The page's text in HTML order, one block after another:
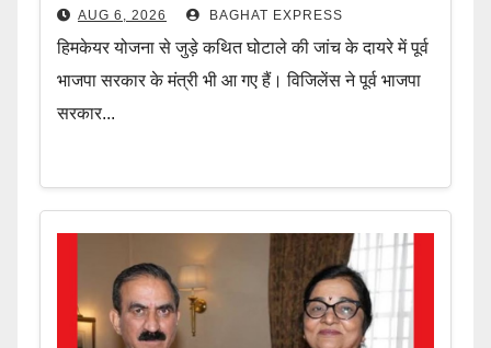
AUG 6, 2026 BAGHAT EXPRESS
हिमकेयर योजना से जुड़े कथित घोटाले की जांच के दायरे में पूर्व
भाजपा सरकार के मंत्री भी आ गए हैं। विजिलेंस ने पूर्व भाजपा
सरकार...